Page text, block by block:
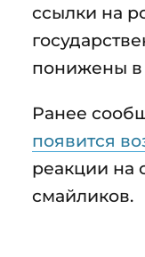
ссылки на
понижены в
Ранее
появится
реакции на
смайликов.